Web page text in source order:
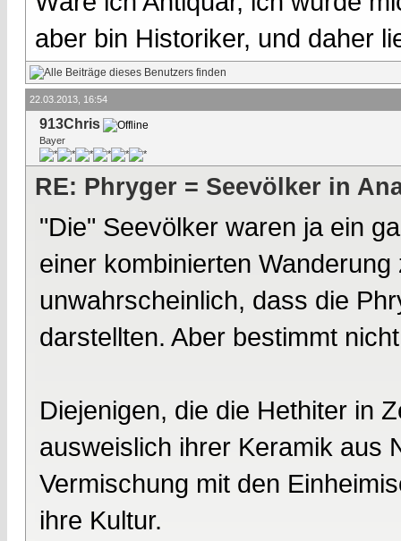
aber bin Historiker, und daher
22.03.2013, 16:54
913Chris
Bayer
RE: Phryger = Seevölker in
"Die" Seevölker waren ja ein
einer kombinierten
unwahrscheinlich, dass die
darstellten. Aber bestimmt
Diejenigen, die die Hethiter in
ausweislich ihrer Keramik aus
Vermischung mit den
ihre Kultur.